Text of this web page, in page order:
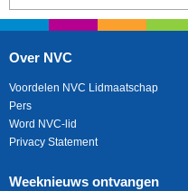
Over NVC
Voordelen NVC Lidmaatschap
Pers
Word NVC-lid
Privacy Statement
Weeknieuws ontvangen